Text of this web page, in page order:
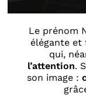
Le prénom
élégante et
qui,
l’attention.
son image :